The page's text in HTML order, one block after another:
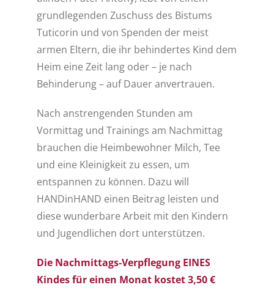
grundlegenden Zuschuss des Bistums
Tuticorin und von Spenden der meist
armen Eltern, die ihr behindertes Kind dem
Heim eine Zeit lang oder – je nach
Behinderung – auf Dauer anvertrauen.
Nach anstrengenden Stunden am
Vormittag und Trainings am Nachmittag
brauchen die Heimbewohner Milch, Tee
und eine Kleinigkeit zu essen, um
entspannen zu können. Dazu will
HANDinHAND einen Beitrag leisten und
diese wunderbare Arbeit mit den Kindern
und Jugendlichen dort unterstützen.
Die Nachmittags-Verpflegung EINES
Kindes für einen Monat kostet 3,50 €